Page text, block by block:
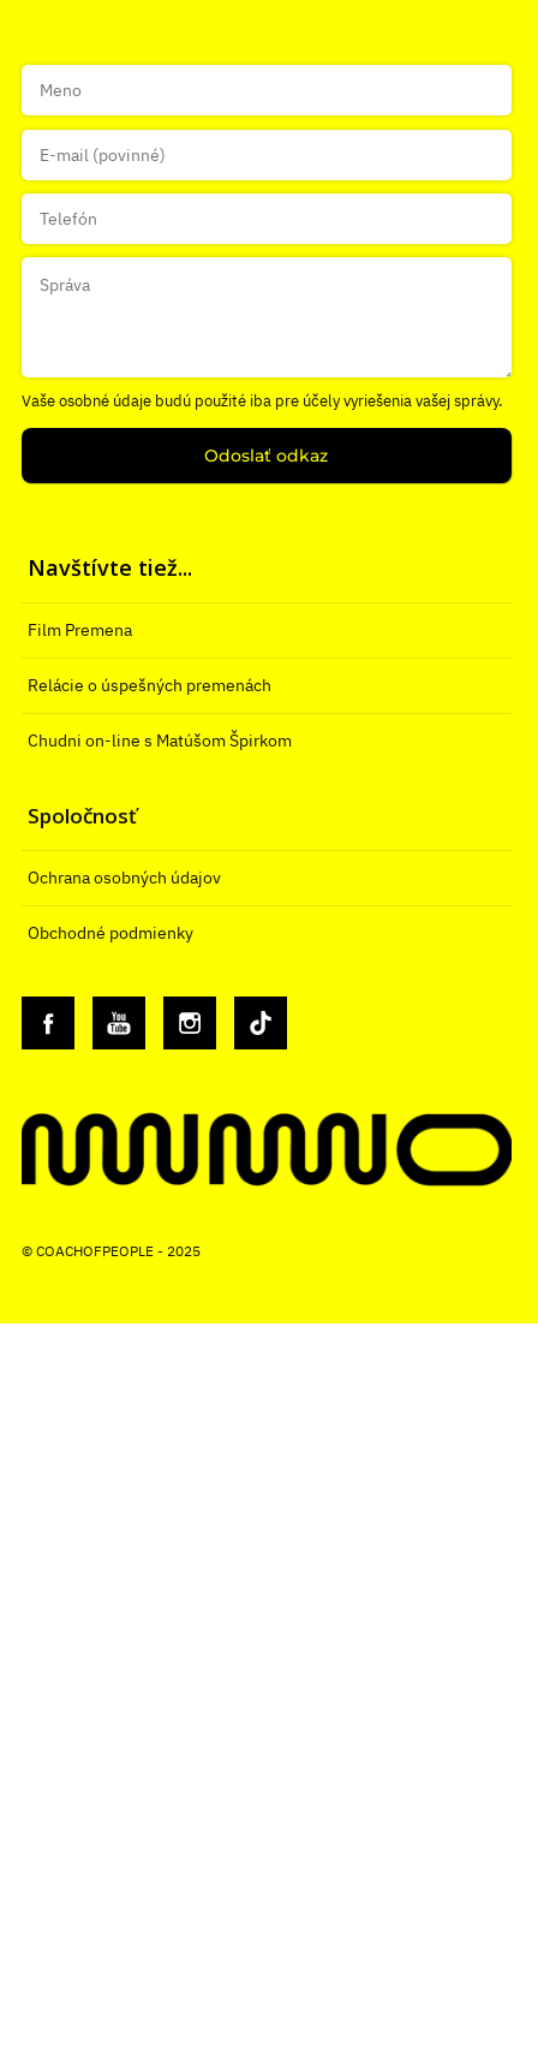
Vaše osobné údaje budú použité iba pre účely vyriešenia vašej správy.
Odoslať odkaz
Navštívte tiež...
Film Premena
Relácie o úspešných premenách
Chudni on-line s Matúšom Špirkom
Spoločnosť
Ochrana osobných údajov
Obchodné podmienky
© COACHOFPEOPLE - 2025